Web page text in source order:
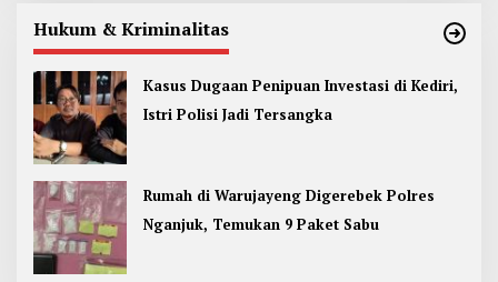
Hukum & Kriminalitas
Kasus Dugaan Penipuan Investasi di Kediri,
Istri Polisi Jadi Tersangka
Rumah di Warujayeng Digerebek Polres
Nganjuk, Temukan 9 Paket Sabu